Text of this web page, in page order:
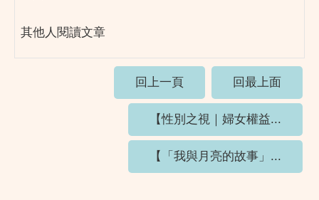
其他人閱讀文章
回上一頁 回最上面
【性別之視｜婦女權益...
【「我與月亮的故事」...